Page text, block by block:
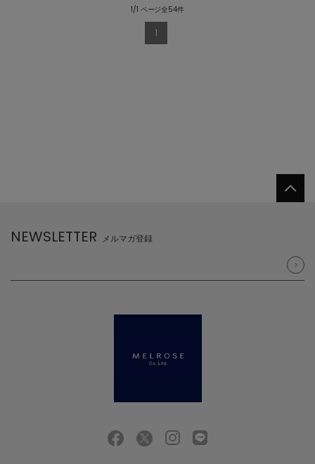
1/1 ページ全54件
1
NEWSLETTER メルマガ登録